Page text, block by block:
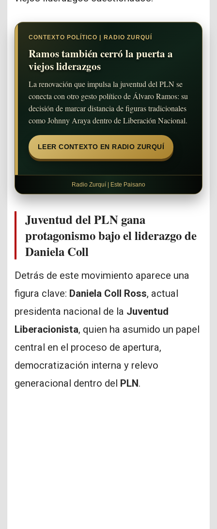
CONTEXTO POLÍTICO | RADIO ZURQUÍ
Ramos también cerró la puerta a
viejos liderazgos
La renovación que impulsa la juventud del PLN se
conecta con otro gesto político de Álvaro Ramos: su
decisión de marcar distancia de figuras tradicionales
como Johnny Araya dentro de Liberación Nacional.
LEER CONTEXTO EN RADIO ZURQUÍ
Radio Zurquí | Este Paisano
Juventud del PLN gana
protagonismo bajo el liderazgo de
Daniela Coll
Detrás de este movimiento aparece una
figura clave: Daniela Coll Ross, actual
presidenta nacional de la Juventud
Liberacionista, quien ha asumido un papel
central en el proceso de apertura,
democratización interna y relevo
generacional dentro del PLN.